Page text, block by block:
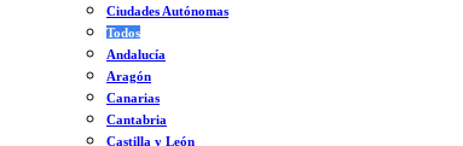
Ciudades Autónomas
Todos
Andalucía
Aragón
Canarias
Cantabria
Castilla y León